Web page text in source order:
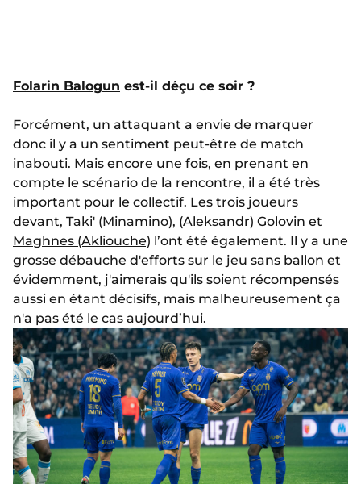
Folarin Balogun est-il déçu ce soir ?
Forcément, un attaquant a envie de marquer
donc il y a un sentiment peut-être de match
inabouti. Mais encore une fois, en prenant en
compte le scénario de la rencontre, il a été très
important pour le collectif. Les trois joueurs
devant, Taki' (Minamino), (Aleksandr) Golovin et
Maghnes (Akliouche) l’ont été également. Il y a une
grosse débauche d'efforts sur le jeu sans ballon et
évidemment, j'aimerais qu'ils soient récompensés
aussi en étant décisifs, mais malheureusement ça
n'a pas été le cas aujourd’hui.